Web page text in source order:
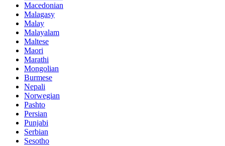
Macedonian
Malagasy
Malay
Malayalam
Maltese
Maori
Marathi
Mongolian
Burmese
Nepali
Norwegian
Pashto
Persian
Punjabi
Serbian
Sesotho